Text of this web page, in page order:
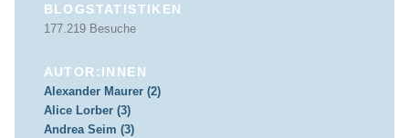
BLOGSTATISTIKEN
177.219 Besuche
AUTOR:INNEN
Alexander Maurer (2)
Alice Lorber (3)
Andrea Seim (3)